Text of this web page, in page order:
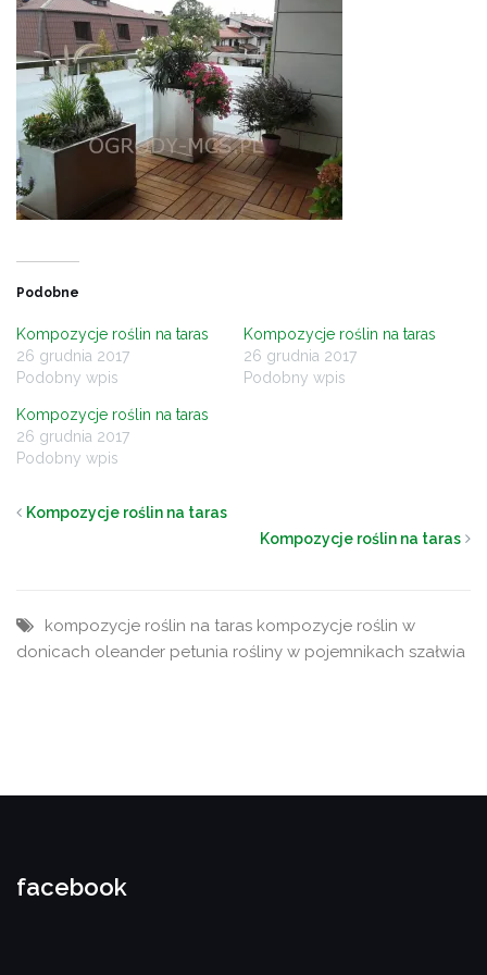
Podobne
Kompozycje roślin na taras
26 grudnia 2017
Podobny wpis
Kompozycje roślin na taras
26 grudnia 2017
Podobny wpis
Kompozycje roślin na taras
26 grudnia 2017
Podobny wpis
Kompozycje roślin na taras
Kompozycje roślin na taras
kompozycje roślin na taras kompozycje roślin w
donicach oleander petunia rośliny w pojemnikach szałwia
facebook